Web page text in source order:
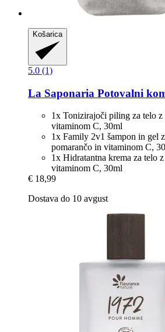
Košarica
5.0 (1)
La Saponaria Potovalni
1x Tonizirajoči piling za telo
vitaminom C, 30ml
1x Family 2v1 šampon in gel
pomarančo in vitaminom C,
1x Hidratantna krema za telo
vitaminom C, 30ml
€ 18,99
Dostava do 10 avgust